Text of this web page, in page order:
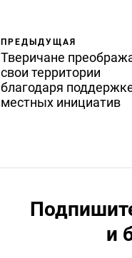
ПРЕДЫДУЩАЯ
Тверичане
свои территории
благодаря
местных инициатив
и